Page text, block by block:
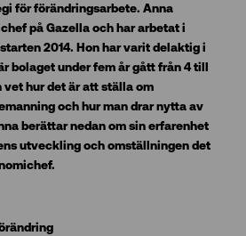
för förändringsarbete. Anna
på Gazella och har arbetat i
2014. Hon har varit delaktig i
bolaget under fem år gått från 4 till
vet hur det är att ställa om
och hur man drar nytta av
berättar nedan om sin erfarenhet
utveckling och omställningen det